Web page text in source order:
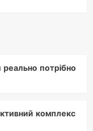
потрібно
комплекс